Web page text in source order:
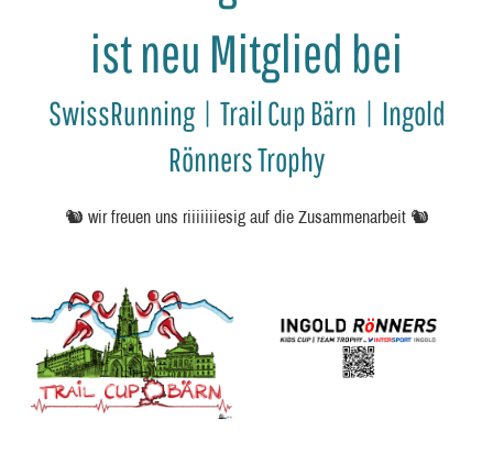
ist neu Mitglied bei
SwissRunning | Trail Cup Bärn | Ingold
Rönners Trophy
🐿️ wir freuen uns riiiiiiiesig auf die Zusammenarbeit 🐿️